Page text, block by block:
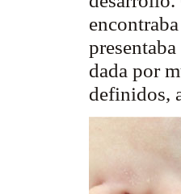
dada por
definidos,